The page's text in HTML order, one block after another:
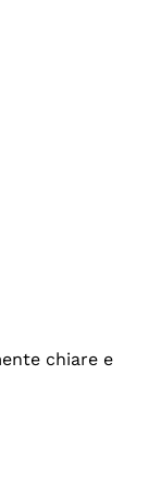
chiare e